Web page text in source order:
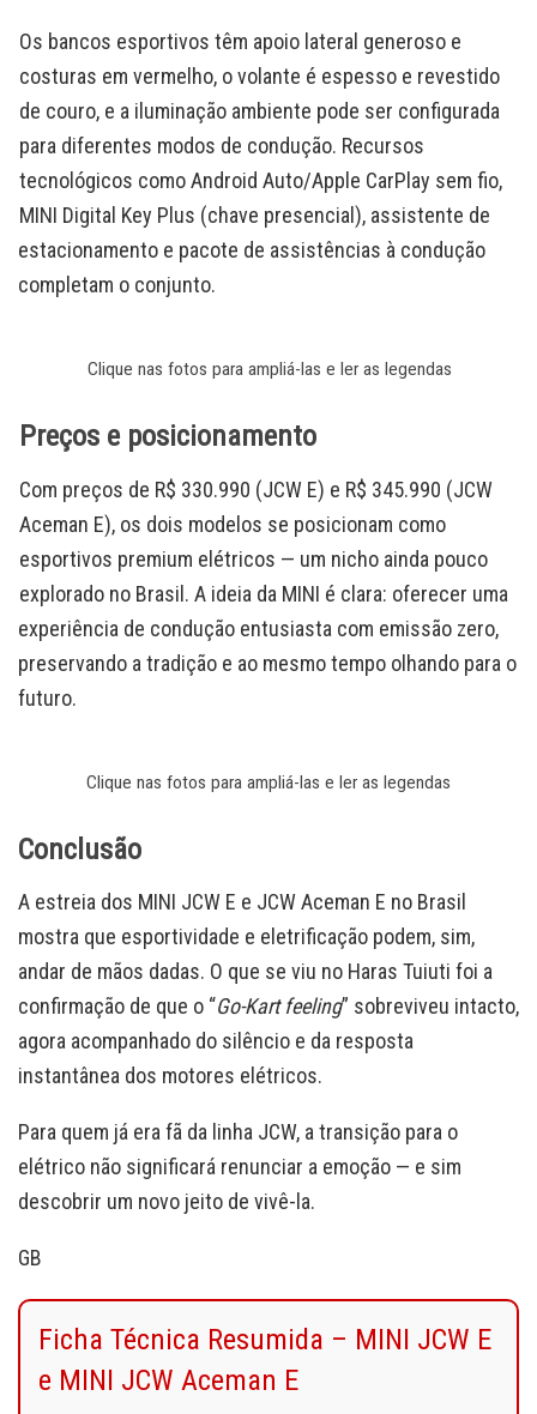
Os bancos esportivos têm apoio lateral generoso e
costuras em vermelho, o volante é espesso e revestido
de couro, e a iluminação ambiente pode ser configurada
para diferentes modos de condução. Recursos
tecnológicos como Android Auto/Apple CarPlay sem fio,
MINI Digital Key Plus (chave presencial), assistente de
estacionamento e pacote de assistências à condução
completam o conjunto.
Clique nas fotos para ampliá-las e ler as legendas
Preços e posicionamento
Com preços de R$ 330.990 (JCW E) e R$ 345.990 (JCW
Aceman E), os dois modelos se posicionam como
esportivos premium elétricos — um nicho ainda pouco
explorado no Brasil. A ideia da MINI é clara: oferecer uma
experiência de condução entusiasta com emissão zero,
preservando a tradição e ao mesmo tempo olhando para o
futuro.
Clique nas fotos para ampliá-las e ler as legendas
Conclusão
A estreia dos MINI JCW E e JCW Aceman E no Brasil
mostra que esportividade e eletrificação podem, sim,
andar de mãos dadas. O que se viu no Haras Tuiuti foi a
confirmação de que o “Go-Kart feeling” sobreviveu intacto,
agora acompanhado do silêncio e da resposta
instantânea dos motores elétricos.
Para quem já era fã da linha JCW, a transição para o
elétrico não significará renunciar a emoção — e sim
descobrir um novo jeito de vivê-la.
GB
Ficha Técnica Resumida – MINI JCW E
e MINI JCW Aceman E